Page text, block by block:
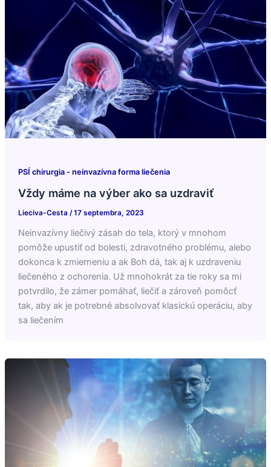
PSÍ chirurgia - neinvazívna forma liečenia
Vždy máme na výber ako sa uzdraviť
Lieciva-Cesta /17 septembra, 2023
Neinvazívny liečivý zásah do tela, ktorý v mnohom
pomôže upustiť od bolesti, zdravotného problému, alebo
dokonca k zmierneniu a ak Boh dá, tak aj k uzdraveniu
liečeného z ochorenia. Už mnohokrát za tie roky sa mi
potvrdilo, že zámer pomáhať, liečiť a zároveň pomôcť
tak, aby ak je potrebné absolvovať klasickú operáciu, aby
sa liečením